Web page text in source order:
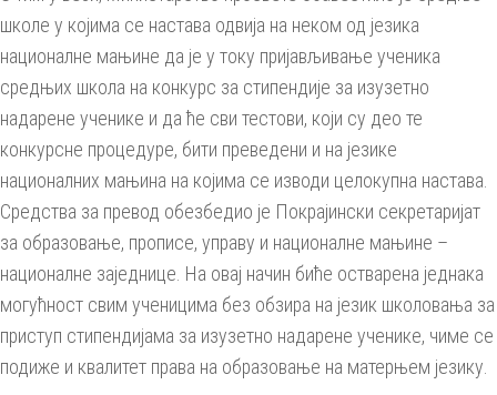
школе у којима се настава одвија на неком од језика
националне мањине да је у току пријављивање ученика
средњих школа на конкурс за стипендије за изузетно
надарене ученике и да ће сви тестови, који су део те
конкурсне процедуре, бити преведени и на језике
националних мањина на којима се изводи целокупна настава.
Средства за превод обезбедио је Покрајински секретаријат
за образовање, прописе, управу и националне мањине –
националне заједнице. На овај начин биће остварена једнака
могућност свим ученицима без обзира на језик школовања за
приступ стипендијама за изузетно надарене ученике, чиме се
подиже и квалитет права на образовање на матерњем језику.